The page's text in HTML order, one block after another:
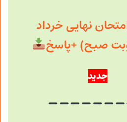
نهایی خرداد
جدید